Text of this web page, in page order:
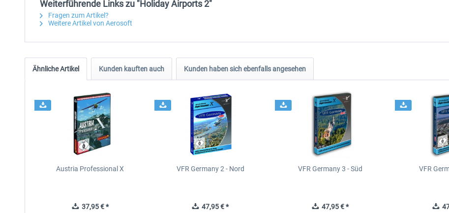
Weiterführende Links zu "Holiday Airports 2"
Fragen zum Artikel?
Weitere Artikel von Aerosoft
Ähnliche Artikel Kunden kauften auch Kunden haben sich ebenfalls angesehen
Austria Professional X
37,95 € *
VFR Germany 2 - Nord
47,95 € *
VFR Germany 3 - Süd
47,95 € *
VFR